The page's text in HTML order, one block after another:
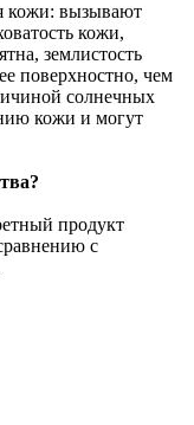
кожи: вызывают
кожи,
землистость
поверхностно, чем
солнечных
кожи и могут
продукт
с